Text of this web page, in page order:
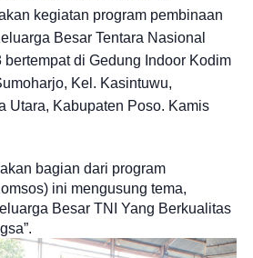
kegiatan program pembinaan
Besar Tentara Nasional
bertempat di Gedung Indoor Kodim
Kel. Kasintuwu,
Utara, Kabupaten Poso. Kamis
bagian dari program
ini mengusung tema,
Besar TNI Yang Berkualitas